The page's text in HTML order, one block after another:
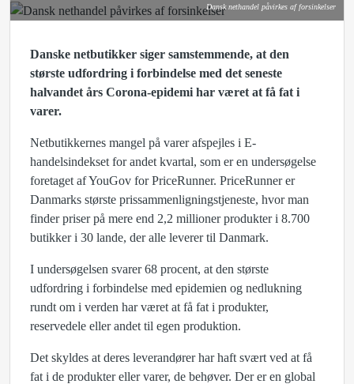
Dansk nethandel påvirkes af forsinkelser
Danske netbutikker siger samstemmende, at den
største udfordring i forbindelse med det seneste
halvandet års Corona-epidemi har været at få fat i
varer.
Netbutikkernes mangel på varer afspejles i E-
handelsindekset for andet kvartal, som er en undersøgelse
foretaget af YouGov for PriceRunner. PriceRunner er
Danmarks største prissammenligningstjeneste, hvor man
finder priser på mere end 2,2 millioner produkter i 8.700
butikker i 30 lande, der alle leverer til Danmark.
I undersøgelsen svarer 68 procent, at den største
udfordring i forbindelse med epidemien og nedlukning
rundt om i verden har været at få fat i produkter,
reservedele eller andet til egen produktion.
Det skyldes at deres leverandører har haft svært ved at få
fat i de produkter eller varer, de behøver. Der er en global